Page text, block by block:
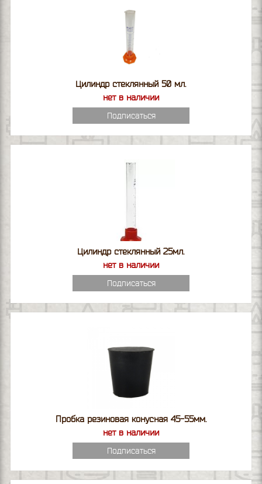
Цилиндр стеклянный 50 мл.
нет в наличии
Подписаться
Цилиндр стеклянный 25мл.
нет в наличии
Подписаться
Пробка резиновая конусная 45-55мм.
нет в наличии
Подписаться